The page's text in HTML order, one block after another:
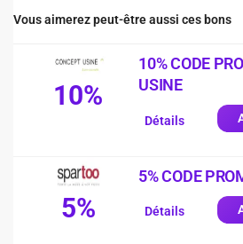
Vous aimerez peut-être aussi ces bons
10%
10% CODE
USINE
Détails
5%
5% CODE
Détails